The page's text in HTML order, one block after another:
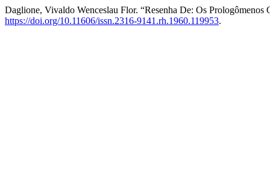
Daglione, Vivaldo Wenceslau Flor. “Resenha De: Os
https://doi.org/10.11606/issn.2316-9141.rh.1960.119953.